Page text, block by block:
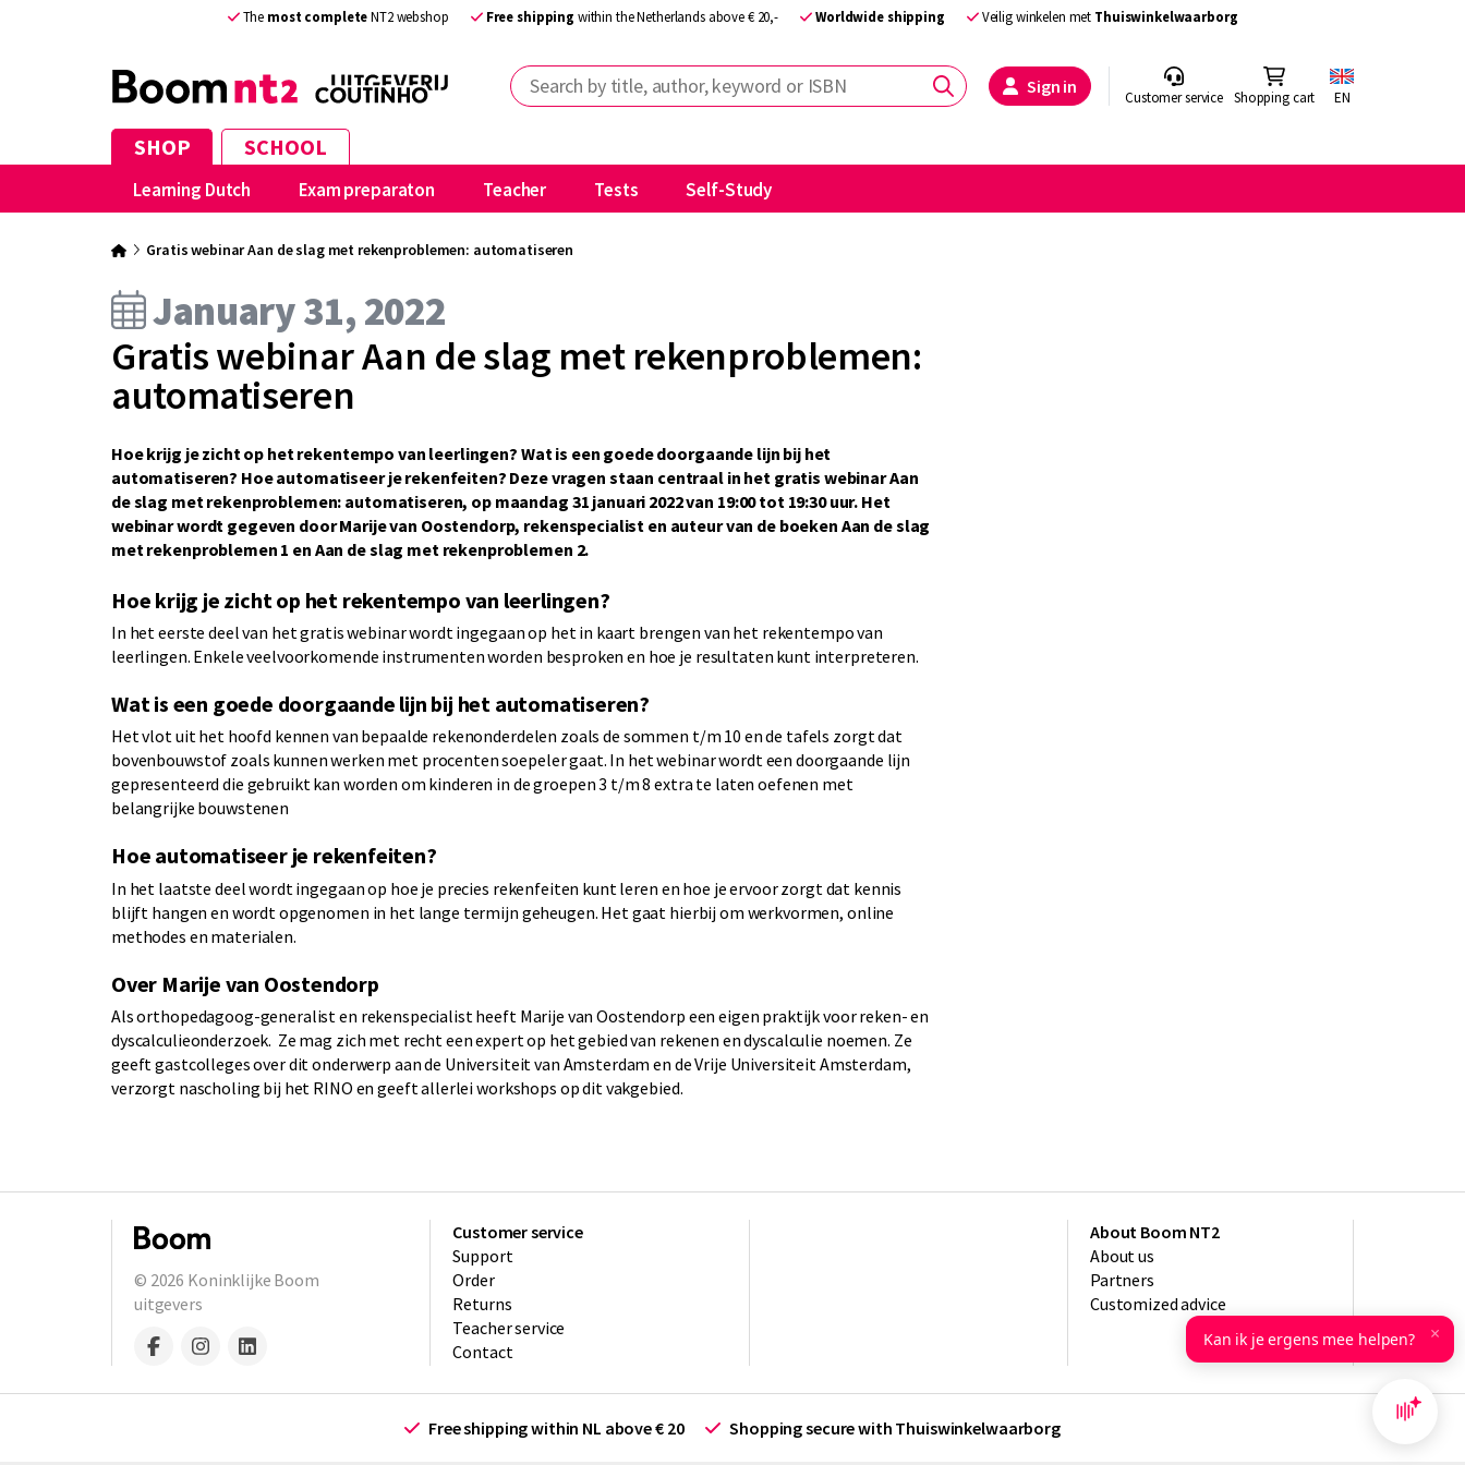
The most completeNT2 webshop Free shipping within the Netherlands above € 20,- Worldwide shipping Veilig winkelen met Thuiswinkelwaarborg
Search by title, author, keyword or ISBN Sign in Customer service Shopping cart EN
SHOP SCHOOL
Learning Dutch Exam preparaton Teacher Tests Self-Study
Gratis webinar Aan de slag met rekenproblemen: automatiseren
January 31, 2022
Gratis webinar Aan de slag met rekenproblemen:
automatiseren
Hoe krijg je zicht op het rekentempo van leerlingen? Wat is een goede doorgaande lijn bij het
automatiseren? Hoe automatiseer je rekenfeiten? Deze vragen staan centraal in het gratis webinar Aan
de slag met rekenproblemen: automatiseren, op maandag 31 januari 2022 van 19:00 tot 19:30 uur. Het
webinar wordt gegeven door Marije van Oostendorp, rekenspecialist en auteur van de boeken Aan de slag
met rekenproblemen 1 en Aan de slag met rekenproblemen 2.
Hoe krijg je zicht op het rekentempo van leerlingen?
In het eerste deel van het gratis webinar wordt ingegaan op het in kaart brengen van het rekentempo van
leerlingen. Enkele veelvoorkomende instrumenten worden besproken en hoe je resultaten kunt interpreteren.
Wat is een goede doorgaande lijn bij het automatiseren?
Het vlot uit het hoofd kennen van bepaalde rekenonderdelen zoals de sommen t/m 10 en de tafels zorgt dat
bovenbouwstof zoals kunnen werken met procenten soepeler gaat. In het webinar wordt een doorgaande lijn
gepresenteerd die gebruikt kan worden om kinderen in de groepen 3 t/m 8 extra te laten oefenen met
belangrijke bouwstenen
Hoe automatiseer je rekenfeiten?
In het laatste deel wordt ingegaan op hoe je precies rekenfeiten kunt leren en hoe je ervoor zorgt dat kennis
blijft hangen en wordt opgenomen in het lange termijn geheugen. Het gaat hierbij om werkvormen, online
methodes en materialen.
Over Marije van Oostendorp
Als orthopedagoog-generalist en rekenspecialist heeft Marije van Oostendorp een eigen praktijk voor reken- en
dyscalculieonderzoek. Ze mag zich met recht een expert op het gebied van rekenen en dyscalculie noemen. Ze
geeft gastcolleges over dit onderwerp aan de Universiteit van Amsterdam en de Vrije Universiteit Amsterdam,
verzorgt nascholing bij het RINO en geeft allerlei workshops op dit vakgebied.
© 2026 Koninklijke Boom
uitgevers
Customer service
Support
Order
Returns
Teacher service
Contact
About Boom NT2
About us
Partners
Customized advice
Free shipping within NL above € 20 Shopping secure with Thuiswinkelwaarborg
Kan ik je ergens mee helpen? ×